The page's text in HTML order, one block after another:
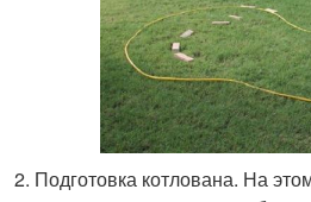
Подготовка котлована. На